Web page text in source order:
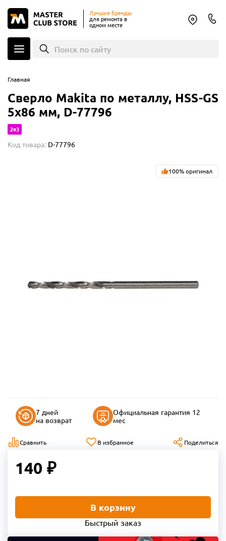
Лучшие бренды
для ремонта в
одном месте
Поиск по сайту
Главная
Сверло Makita по металлу, HSS-GS
5x86 мм, D-77796
2=3
Код товара: D-77796
100% оригинал
7 дней
на возврат
Официальная гарантия 12
мес
Сравнить В избранное Поделиться
140 ₽
В корзину
Быстрый заказ